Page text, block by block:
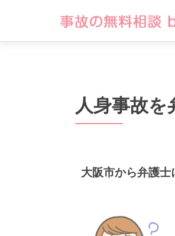
人身事故を
大阪市から弁護